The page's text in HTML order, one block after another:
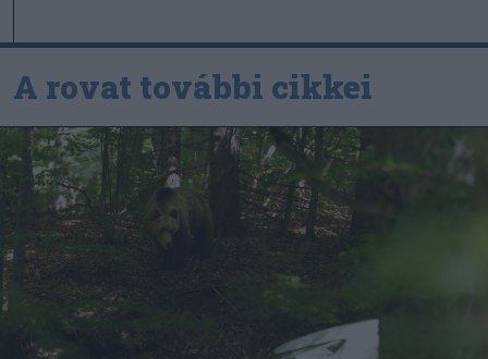
A rovat további cikkei